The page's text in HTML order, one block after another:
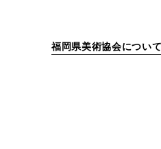
福岡県美術協会について